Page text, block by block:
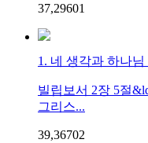
37,29601
1. 네 생각과 하나
빌립보서 2장 5절
그리스...
39,36702